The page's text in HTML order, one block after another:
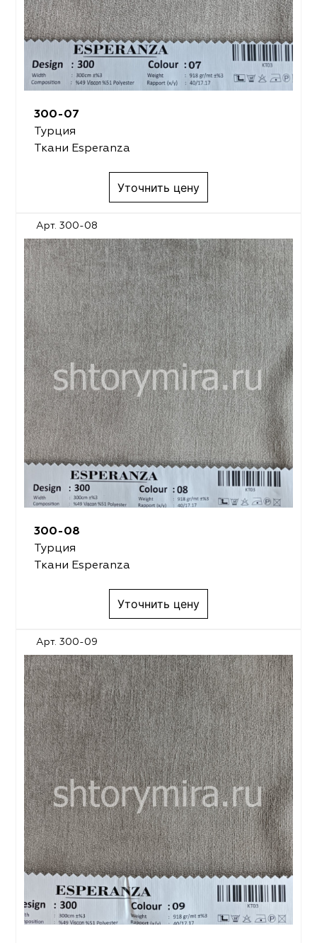
300-07
Турция
Ткани Esperanza
Уточнить цену
Арт. 300-08
300-08
Турция
Ткани Esperanza
Уточнить цену
Арт. 300-09